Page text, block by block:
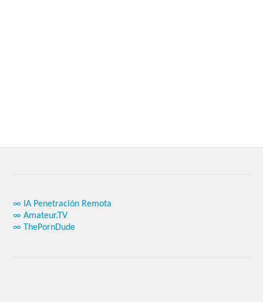
∞ IA Penetración Remota
∞ Amateur.TV
∞ ThePornDude